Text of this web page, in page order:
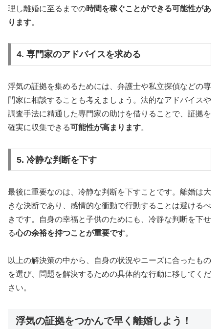
理し離婚に至るまでの時間を稼ぐことができる可能性があ
ります。
4. 専門家のアドバイスを求める
浮気の証拠を集めるためには、弁護士や私立探偵などの専
門家に相談することも考えましょう。法的なアドバイスや
調査手法に精通した専門家の助けを借りることで、証拠を
確実に収集できる可能性が高まります。
5. 冷静な判断を下す
最後に重要なのは、冷静な判断を下すことです。離婚は大
きな決断であり、感情的な衝動で行動することは避けるべ
きです。自身の幸福と子供のためにも、冷静な判断を下せ
る心の余裕を持つことが重要です。
以上の解決策の中から、自身の状況やニーズに合ったもの
を選び、問題を解決するための具体的な行動に移してくだ
さい。
浮気の証拠をつかんで早く離婚しよう！